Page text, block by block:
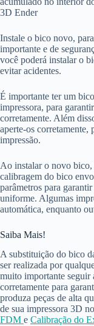
3D Ender
Instale o bico novo,
importante e de
você poderá instalar o
evitar acidentes.
É importante ter um
impressora, para
corretamente. Além
aperte-os corretamente,
impressão.
Ao instalar o novo
calibragem do bico
parâmetros para
uniforme. Algumas
automática, enquanto
Saiba Mais!
A substituição do bico
ser realizada por
muito importante seguir
corretamente para
produza peças de alta
de sua impressora 3D
FDM e Calibração do